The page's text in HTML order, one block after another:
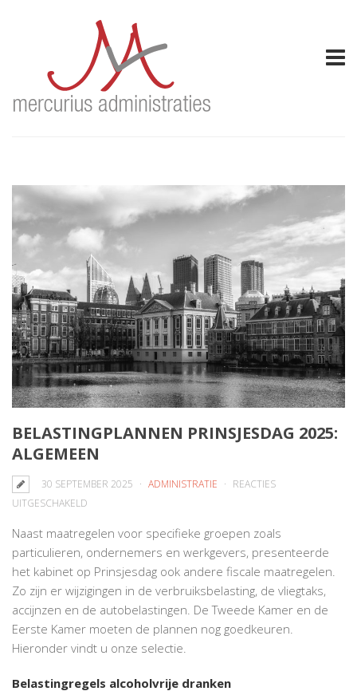
BELASTINGPLANNEN PRINSJESDAG 2025:
ALGEMEEN
30 SEPTEMBER 2025 ADMINISTRATIE
REACTIES
UITGESCHAKELD
PRINSJESDAG
2025:
ALGEMEEN
Naast maatregelen voor specifieke groepen zoals
particulieren, ondernemers en werkgevers, presenteerde
het kabinet op Prinsjesdag ook andere fiscale maatregelen.
Zo zijn er wijzigingen in de verbruiksbelasting, de vliegtaks,
accijnzen en de autobelastingen. De Tweede Kamer en de
Eerste Kamer moeten de plannen nog goedkeuren.
Hieronder vindt u onze selectie.
Belastingregels alcoholvrije dranken